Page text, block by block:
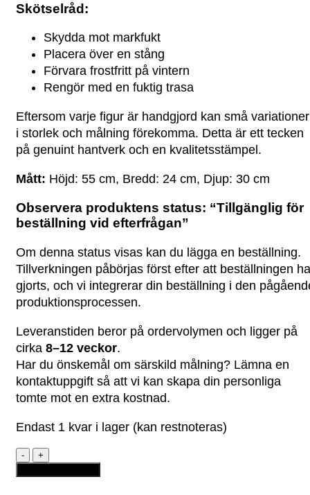
Skötselråd:
Skydda mot markfukt
Placera över en stång
Förvara frostfritt på vintern
Rengör med en fuktig trasa
Eftersom varje figur är handgjord kan små variationer
i storlek och målning förekomma. Detta är ett tecken
på genuint hantverk och en kvalitetsstämpel.
Mått: Höjd: 55 cm, Bredd: 24 cm, Djup: 30 cm
Observera produktens status: “Tillgänglig för
beställning vid efterfrågan”
Om denna status visas kan du lägga en beställning.
Tillverkningen påbörjas först efter att beställningen
gjorts, och vi integrerar din beställning i den
produktionsprocessen.
Leveranstiden beror på ordervolymen och ligger på
cirka 8–12 veckor.
Har du önskemål om särskild målning? Lämna en
kontaktuppgift så att vi kan skapa din personliga
tomte mot en extra kostnad.
Endast 1 kvar i lager (kan restnoteras)
Gungande
tomte
-